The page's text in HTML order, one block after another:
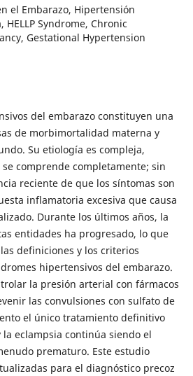
el Embarazo, Hipertensión
HELLP Syndrome, Chronic
Gestational Hypertension
del embarazo constituyen una
de morbimortalidad materna y
Su etiología es compleja,
comprende completamente; sin
reciente de que los síntomas son
inflamatoria excesiva que causa
Durante los últimos años, la
entidades ha progresado, lo que
definiciones y los criterios
hipertensivos del embarazo.
la presión arterial con fármacos
las convulsiones con sulfato de
el único tratamiento definitivo
eclampsia continúa siendo el
prematuro. Este estudio
para el diagnóstico precoz